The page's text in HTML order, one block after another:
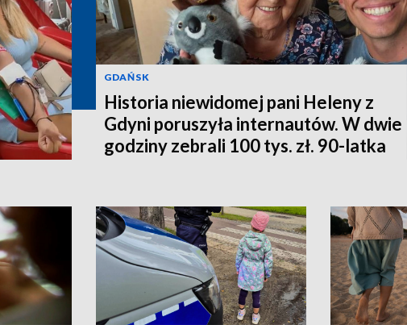
GDAŃSK
Historia niewidomej pani Heleny z
Gdyni poruszyła internautów. W dwie
godziny zebrali 100 tys. zł. 90-latka